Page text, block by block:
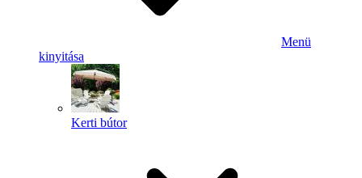
Menü
kinyitása
Kerti bútor